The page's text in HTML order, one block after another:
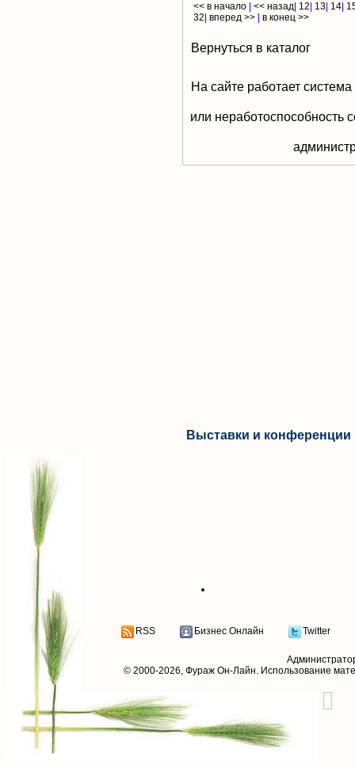
<< в начало << назад 12 13 14
32 вперед >> в конец >>
Вернуться в каталог
На сайте работает
или неработоспособность
Выставки и конференции
RSS Бизнес Онлайн Twitter
© 2000-2026, Фураж Он-Лайн. Использование